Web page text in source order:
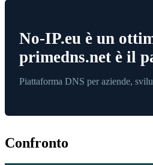
No-IP.eu è un
primedns.net è il
Piattaforma DNS per aziende,
Confronto